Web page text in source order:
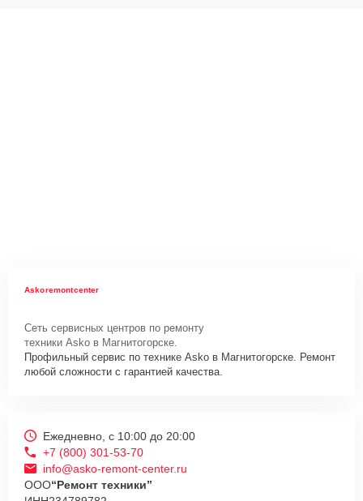
Askoremontcenter
Сеть сервисных центров по ремонту
техники Asko в Магнитогорске.
Профильный сервис по технике Asko в Магнитогорске. Ремонт
любой сложности с гарантией качества.
Ежедневно, с 10:00 до 20:00
+7 (800) 301-53-70
info@asko-remont-center.ru
ООО“Ремонт техники”